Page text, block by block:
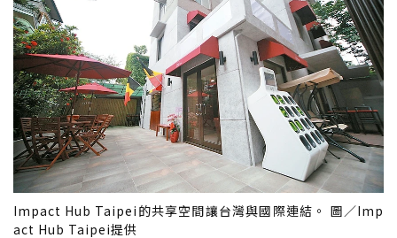
Impact Hub Taipei的共享空間讓台灣與國際連結。 圖／Imp
act Hub Taipei提供